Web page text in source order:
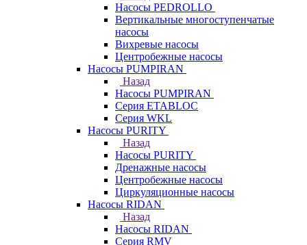
Насосы PEDROLLO
Вертикальные многоступенчатые
насосы
Вихревые насосы
Центробежные насосы
Насосы PUMPIRAN
Назад
Насосы PUMPIRAN
Серия ETABLOC
Серия WKL
Насосы PURITY
Назад
Насосы PURITY
Дренажные насосы
Центробежные насосы
Циркуляционные насосы
Насосы RIDAN
Назад
Насосы RIDAN
Серия RMV